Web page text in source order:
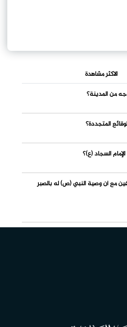
الاكثر مشاهدة
من المدينة؟
المتجددة؟
السجاد (ع)؟
مع أن وصية النبي (ص) له بالصبر